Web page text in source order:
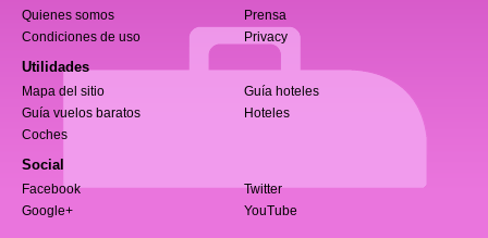
Quienes somos
Prensa
Condiciones de uso
Privacy
Utilidades
Mapa del sitio
Guía hoteles
Guía vuelos baratos
Hoteles
Coches
Social
Facebook
Twitter
Google+
YouTube